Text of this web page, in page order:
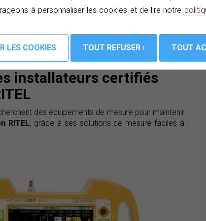
à personnaliser les cookies et de lire notre
PARLEZ À UN EXPERT ›
installateurs certifiés
des équipements de mesure pour maintenir
RITEL, grâce à ses solutions de mesure faciles à